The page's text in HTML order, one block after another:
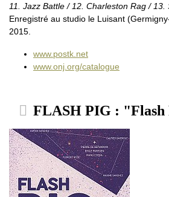
11. Jazz Battle / 12. Charleston Rag / 13.
Enregistré au studio le Luisant
2015.
www.postk.net
www.onj.org/catalogue
FLASH PIG : "Flash